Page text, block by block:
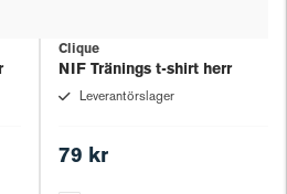
Clique
NIF Tränings t-shirt herr
Leverantörslager
79 kr